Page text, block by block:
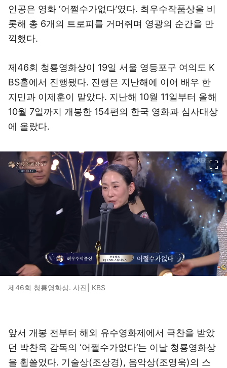
인공은 영화 ‘어쩔수가없다’였다. 최우수작품상을 비
롯해 총 6개의 트로피를 거머쥐며 영광의 순간을 만
끽했다.
제46회 청룡영화상이 19일 서울 영등포구 여의도 K
BS홀에서 진행됐다. 진행은 지난해에 이어 배우 한
지민과 이제훈이 맡았다. 지난해 10월 11일부터 올해
10월 7일까지 개봉한 154편의 한국 영화과 심사대상
에 올랐다.
제46회 청룡영화상. 사진| KBS
앞서 개봉 전부터 해외 유수영화제에서 극찬을 받았
던 박찬욱 감독의 ‘어쩔수가없다’는 이날 청룡영화상
을 휩쓸었다. 기술상(조상경), 음악상(조영욱)의 스